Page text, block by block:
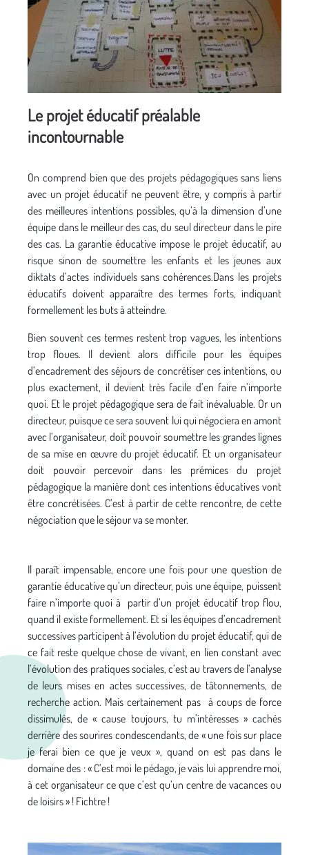
Le projet éducatif préalable
incontournable
On comprend bien que des projets pédagogiques sans liens
avec un projet éducatif ne peuvent être, y compris à partir
des meilleures intentions possibles, qu’à la dimension d’une
équipe dans le meilleur des cas, du seul directeur dans le pire
des cas. La garantie éducative impose le projet éducatif, au
risque sinon de soumettre les enfants et les jeunes aux
diktats d’actes individuels sans cohérences.Dans les projets
éducatifs doivent apparaître des termes forts, indiquant
formellement les buts à atteindre.
Bien souvent ces termes restent trop vagues, les intentions
trop floues. Il devient alors difficile pour les équipes
d’encadrement des séjours de concrétiser ces intentions, ou
plus exactement, il devient très facile d’en faire n’importe
quoi. Et le projet pédagogique sera de fait inévaluable. Or un
directeur, puisque ce sera souvent lui qui négociera en amont
avec l’organisateur, doit pouvoir soumettre les grandes lignes
de sa mise en œuvre du projet éducatif. Et un organisateur
doit pouvoir percevoir dans les prémices du projet
pédagogique la manière dont ces intentions éducatives vont
être concrétisées. C’est à partir de cette rencontre, de cette
négociation que le séjour va se monter.
Il paraît impensable, encore une fois pour une question de
garantie éducative qu’un directeur, puis une équipe, puissent
faire n’importe quoi à partir d’un projet éducatif trop flou,
quand il existe formellement. Et si les équipes d’encadrement
successives participent à l’évolution du projet éducatif, qui de
ce fait reste quelque chose de vivant, en lien constant avec
l’évolution des pratiques sociales, c’est au travers de l’analyse
de leurs mises en actes successives, de tâtonnements, de
recherche action. Mais certainement pas à coups de force
dissimulés, de « cause toujours, tu m’intéresses » cachés
derrière des sourires condescendants, de « une fois sur place
je ferai bien ce que je veux », quand on est pas dans le
domaine des : « C’est moi le pédago, je vais lui apprendre moi,
à cet organisateur ce que c’est qu’un centre de vacances ou
de loisirs » ! Fichtre !